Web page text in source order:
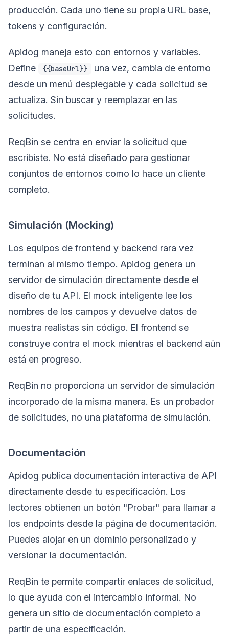
producción. Cada uno tiene su propia URL base,
tokens y configuración.
Apidog maneja esto con entornos y variables.
Define
{{baseUrl}}
una vez, cambia de entorno
desde un menú desplegable y cada solicitud se
actualiza. Sin buscar y reemplazar en las
solicitudes.
ReqBin se centra en enviar la solicitud que
escribiste. No está diseñado para gestionar
conjuntos de entornos como lo hace un cliente
completo.
Simulación (Mocking)
Los equipos de frontend y backend rara vez
terminan al mismo tiempo. Apidog genera un
servidor de simulación directamente desde el
diseño de tu API. El mock inteligente lee los
nombres de los campos y devuelve datos de
muestra realistas sin código. El frontend se
construye contra el mock mientras el backend aún
está en progreso.
ReqBin no proporciona un servidor de simulación
incorporado de la misma manera. Es un probador
de solicitudes, no una plataforma de simulación.
Documentación
Apidog publica documentación interactiva de API
directamente desde tu especificación. Los
lectores obtienen un botón "Probar" para llamar a
los endpoints desde la página de documentación.
Puedes alojar en un dominio personalizado y
versionar la documentación.
ReqBin te permite compartir enlaces de solicitud,
lo que ayuda con el intercambio informal. No
genera un sitio de documentación completo a
partir de una especificación.